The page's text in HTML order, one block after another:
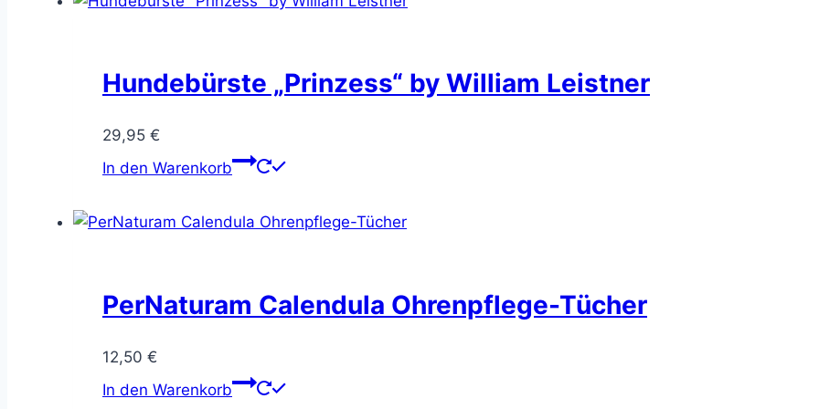
Hundebürste „Prinzess“ by William Leistner
29,95 €
In den Warenkorb
PerNaturam Calendula Ohrenpflege-Tücher
12,50 €
In den Warenkorb